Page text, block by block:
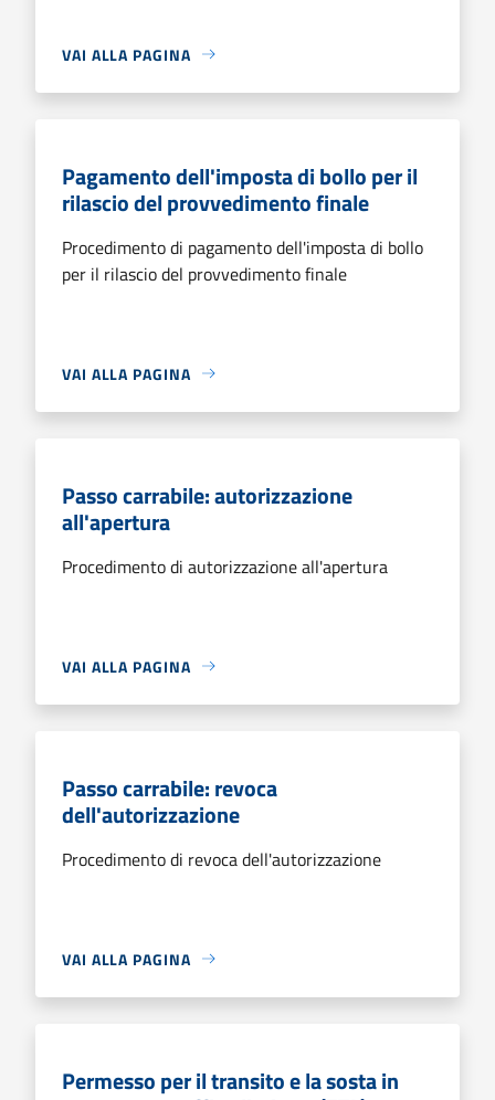
VAI ALLA PAGINA
Pagamento dell'imposta di bollo per il
rilascio del provvedimento finale
Procedimento di pagamento dell'imposta di bollo
per il rilascio del provvedimento finale
VAI ALLA PAGINA
Passo carrabile: autorizzazione
all'apertura
Procedimento di autorizzazione all'apertura
VAI ALLA PAGINA
Passo carrabile: revoca
dell'autorizzazione
Procedimento di revoca dell'autorizzazione
VAI ALLA PAGINA
Permesso per il transito e la sosta in